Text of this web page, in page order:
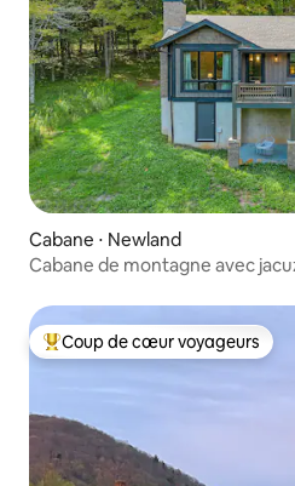
Cabane ⋅ Newland
Cabane de montagne avec
Coups de cœur voyageurs les
Coup de cœur voyageurs